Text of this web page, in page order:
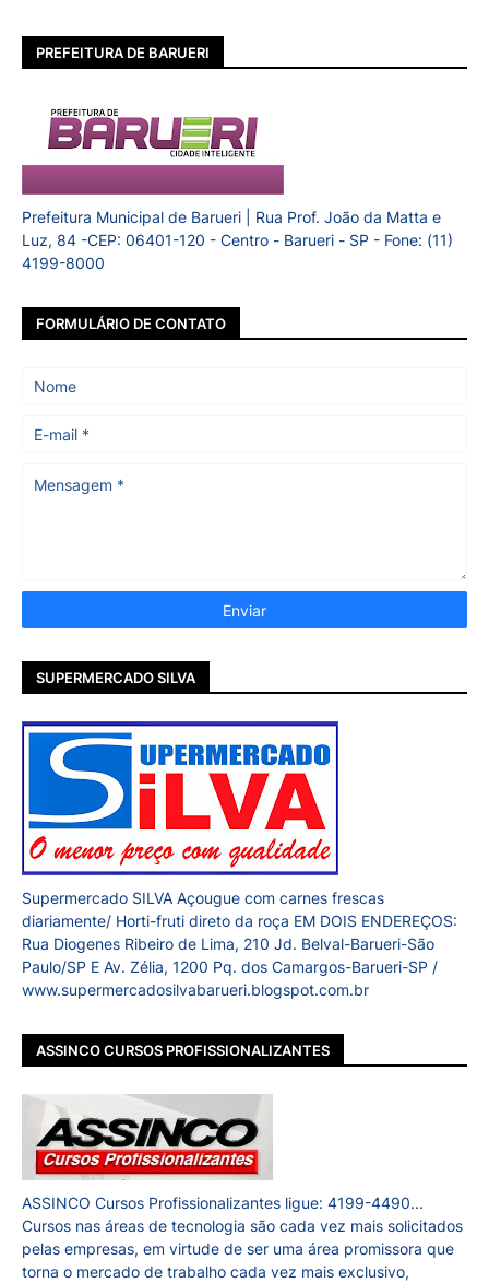
PREFEITURA DE BARUERI
Prefeitura Municipal de Barueri | Rua Prof. João da Matta e
Luz, 84 -CEP: 06401-120 - Centro - Barueri - SP - Fone: (11)
4199-8000
FORMULÁRIO DE CONTATO
SUPERMERCADO SILVA
Supermercado SILVA Açougue com carnes frescas
diariamente/ Horti-fruti direto da roça EM DOIS ENDEREÇOS:
Rua Diogenes Ribeiro de Lima, 210 Jd. Belval-Barueri-São
Paulo/SP E Av. Zélia, 1200 Pq. dos Camargos-Barueri-SP /
www.supermercadosilvabarueri.blogspot.com.br
ASSINCO CURSOS PROFISSIONALIZANTES
ASSINCO Cursos Profissionalizantes ligue: 4199-4490...
Cursos nas áreas de tecnologia são cada vez mais solicitados
pelas empresas, em virtude de ser uma área promissora que
torna o mercado de trabalho cada vez mais exclusivo,